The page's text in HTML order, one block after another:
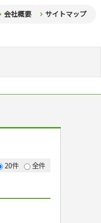
会社概要 サイトマップ
20件
全件